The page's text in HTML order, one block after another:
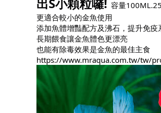
容量
更適合較小的金魚使用
添加魚體增豔配方及沸石，提升免疫
長期餵食讓金魚體色更漂亮
也能有除毒效果是金魚的最佳主食
https://www.mraqua.com.tw/tw/